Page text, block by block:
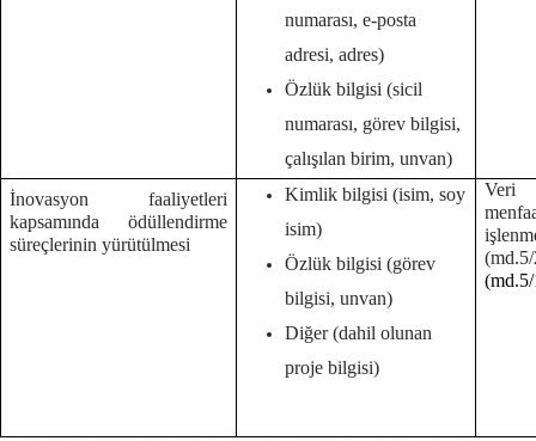
numarası, e-posta
adresi, adres)
Özlük bilgisi (sicil
numarası, görev bilgisi,
çalışılan birim, unvan)
İnovasyon faaliyetleri
kapsamında ödüllendirme
süreçlerinin yürütülmesi
Kimlik bilgisi (isim, soy
isim)
Özlük bilgisi (görev
bilgisi, unvan)
Diğer (dahil olunan
proje bilgisi)
Veri